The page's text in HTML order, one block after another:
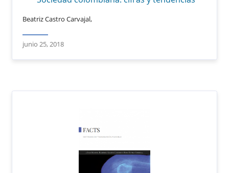
Beatriz Castro Carvajal,
junio 25, 2018